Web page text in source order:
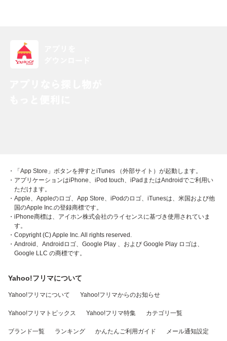
・「App Store」ボタンを押すとiTunes （外部サイト）が起動します。
・アプリケーションはiPhone、iPod touch、iPadまたはAndroidでご利用い
ただけます。
・Apple、Appleのロゴ、App Store、iPodのロゴ、iTunesは、米国および他
国のApple Inc.の登録商標です。
・iPhone商標は、アイホン株式会社のライセンスに基づき使用されていま
す。
・Copyright (C) Apple Inc. All rights reserved.
・Android、Androidロゴ、Google Play 、および Google Play ロゴは、
Google LLC の商標です。
Yahoo!フリマについて
Yahoo!フリマについて Yahoo!フリマからのお知らせ
Yahoo!フリマトピックス Yahoo!フリマ特集 カテゴリ一覧
ブランド一覧 ランキング かんたんご利用ガイド メール通知設定